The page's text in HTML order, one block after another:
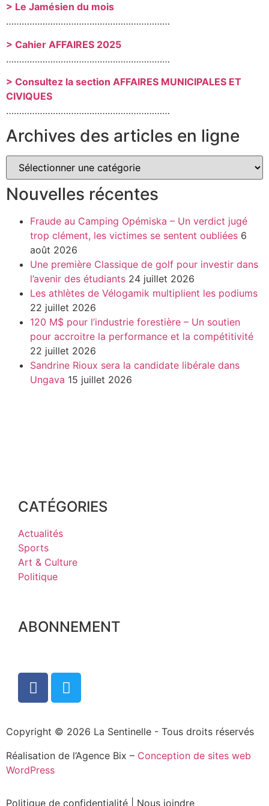
> Le Jamésien du mois
………………………………………………………
> Cahier AFFAIRES 2025
………………………………………………………
> Consultez la section AFFAIRES MUNICIPALES ET
CIVIQUES
………………………………………………………
Archives des articles en ligne
Nouvelles récentes
Fraude au Camping Opémiska – Un verdict jugé
trop clément, les victimes se sentent oubliées 6
août 2026
Une première Classique de golf pour investir dans
l’avenir des étudiants 24 juillet 2026
Les athlètes de Vélogamik multiplient les podiums
22 juillet 2026
120 M$ pour l’industrie forestière – Un soutien
pour accroitre la performance et la compétitivité
22 juillet 2026
Sandrine Rioux sera la candidate libérale dans
Ungava 15 juillet 2026
CATÉGORIES
Actualités
Sports
Art & Culture
Politique
ABONNEMENT
Copyright © 2026 La Sentinelle - Tous droits réservés
Réalisation de l’Agence Bix – Conception de sites web
WordPress
Politique de confidentialité Nous joindre